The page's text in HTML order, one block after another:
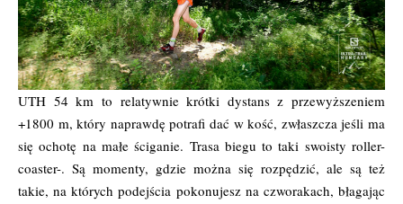
UTH 54 km to relatywnie krótki dystans z przewyższeniem
+1800 m, który naprawdę potrafi dać w kość, zwłaszcza jeśli ma
się ochotę na małe ściganie. Trasa biegu to taki swoisty roller-
coaster-. Są momenty, gdzie można się rozpędzić, ale są też
takie, na których podejścia pokonujesz na czworakach, błagając